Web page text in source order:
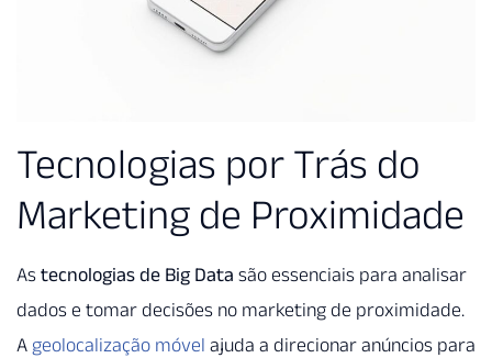
Tecnologias por Trás do
Marketing de Proximidade
As tecnologias de Big Data são essenciais para analisar
dados e tomar decisões no marketing de proximidade.
A geolocalização móvel ajuda a direcionar anúncios para